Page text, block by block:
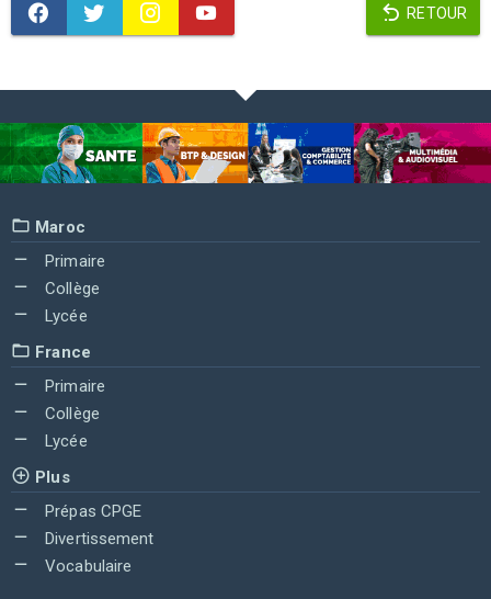
RETOUR
Maroc
Primaire
Collège
Lycée
France
Primaire
Collège
Lycée
Plus
Prépas CPGE
Divertissement
Vocabulaire